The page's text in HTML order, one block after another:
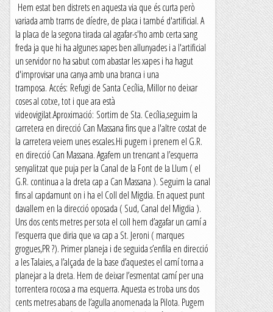
Hem estat ben distrets en aquesta via que és curta però
variada amb trams de díedre, de placa i també d'artificial. A
la placa de la segona tirada cal agafar-s'ho amb certa sang
freda ja que hi ha algunes xapes ben allunyades i a l'artificial
un servidor no ha sabut com abastar les xapes i ha hagut
d'improvisar una canya amb una branca i una
tramposa. Accés: Refugi de Santa Cecília, Millor no deixar
coses al cotxe, tot i que ara està
videovigilat.Aproximació: Sortim de Sta. Cecília,seguim la
carretera en direcció Can Massana fins que a l'altre costat de
la carretera veiem unes escales.Hi pugem i prenem el G.R.
en direcció Can Massana. Agafem un trencant a l’esquerra
senyalitzat que puja per la Canal de la Font de la Llum ( el
G.R. continua a la dreta cap a Can Massana ). Seguim la canal
fins al capdamunt on i ha el Coll del Migdia. En aquest punt
davallem en la direcció oposada ( Sud, Canal del Migdia ).
Uns dos cents metres per sota el coll hem d’agafar un camí a
l’esquerra que diria que va cap a St. Jeroni ( marques
grogues,PR ?). Primer planeja i de seguida s’enfila en direcció
a les Talaies, a l’alçada de la base d’aquestes el camí torna a
planejar a la dreta. Hem de deixar l’esmentat camí per una
torrentera rocosa a ma esquerra. Aquesta es troba uns dos
cents metres abans de l’agulla anomenada la Pilota. Pugem